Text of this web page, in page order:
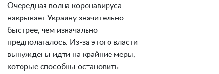
Очередная волна коронавируса
накрывает Украину значительно
быстрее, чем изначально
предполагалось. Из-за этого власти
вынуждены идти на крайние меры,
которые способны остановить